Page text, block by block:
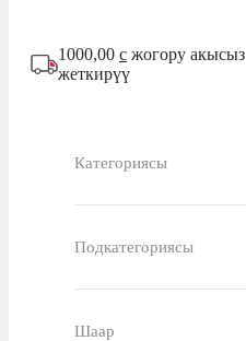
1000,00 с жогору акысыз
жеткирүү
Категориясы
Подкатегориясы
Шаар